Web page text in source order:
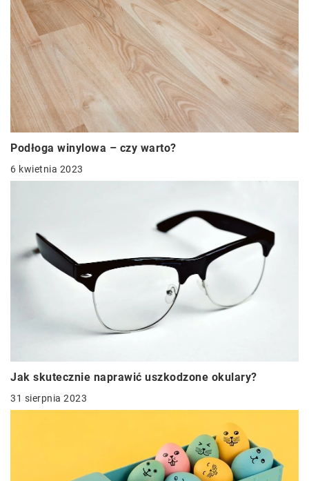
Podłoga winylowa – czy warto?
6 kwietnia 2023
Jak skutecznie naprawić uszkodzone okulary?
31 sierpnia 2023